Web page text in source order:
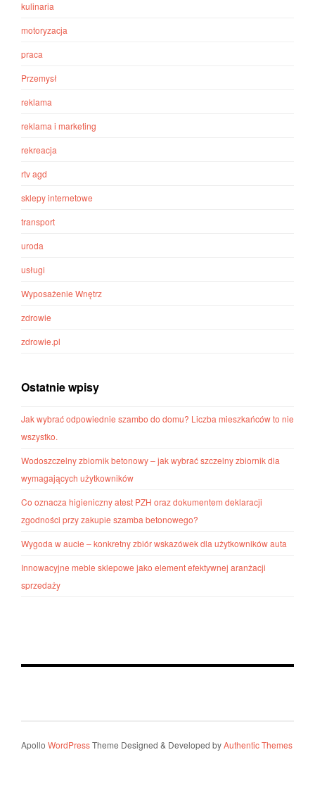
kulinaria
motoryzacja
praca
Przemysł
reklama
reklama i marketing
rekreacja
rtv agd
sklepy internetowe
transport
uroda
usługi
Wyposażenie Wnętrz
zdrowie
zdrowie.pl
Ostatnie wpisy
Jak wybrać odpowiednie szambo do domu? Liczba mieszkańców to nie
wszystko.
Wodoszczelny zbiornik betonowy – jak wybrać szczelny zbiornik dla
wymagających użytkowników
Co oznacza higieniczny atest PZH oraz dokumentem deklaracji
zgodności przy zakupie szamba betonowego?
Wygoda w aucie – konkretny zbiór wskazówek dla użytkowników auta
Innowacyjne meble sklepowe jako element efektywnej aranżacji
sprzedaży
Apollo WordPressTheme Designed & Developed byAuthentic Themes